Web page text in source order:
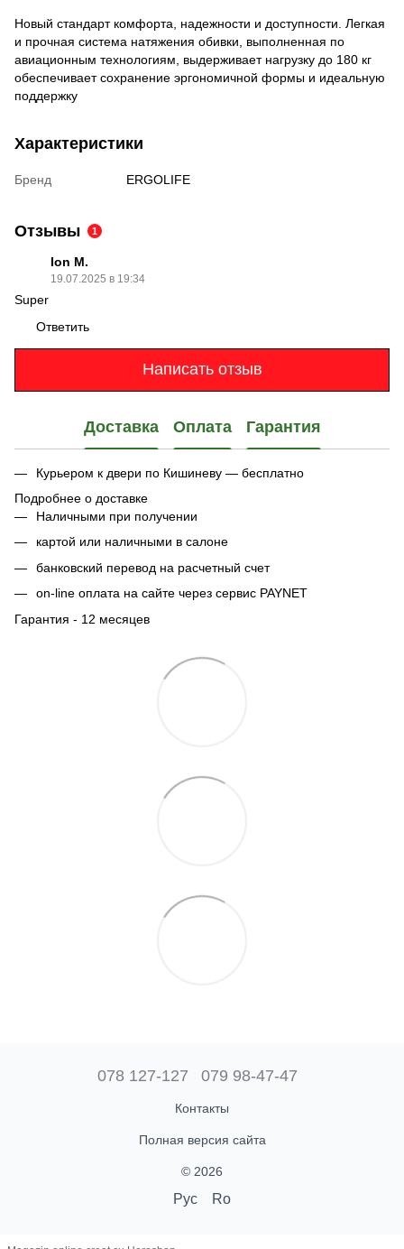
Новый стандарт комфорта, надежности и доступности. Легкая
и прочная система натяжения обивки, выполненная по
авиационным технологиям, выдерживает нагрузку до 180 кг
обеспечивает сохранение эргономичной формы и идеальную
поддержку
Характеристики
Бренд ERGOLIFE
Отзывы 1
Ion M.
19.07.2025 в 19:34
Super
Ответить
Написать отзыв
Доставка Оплата Гарантия
Курьером к двери по Кишиневу — бесплатно
Подробнее о доставке
Наличными при получении
картой или наличными в салоне
банковский перевод на расчетный счет
on-line оплата на сайте через сервис PAYNET
Гарантия - 12 месяцев
078 127-127 079 98-47-47
Контакты
Полная версия сайта
© 2026
Рус Ro